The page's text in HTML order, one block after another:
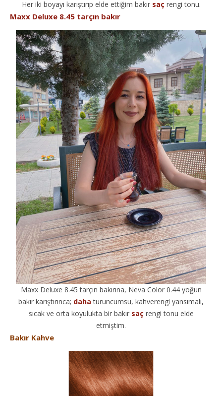
Her iki boyayı karıştırıp elde ettiğim bakır saç rengi tonu.
Maxx Deluxe 8.45 tarçın bakır
Maxx Deluxe 8.45 tarçın bakırına, Neva Color 0.44 yoğun
bakır karıştırınca; daha turuncumsu, kahverengi yansımalı,
sıcak ve orta koyulukta bir bakır saç rengi tonu elde
etmiştim.
Bakır Kahve